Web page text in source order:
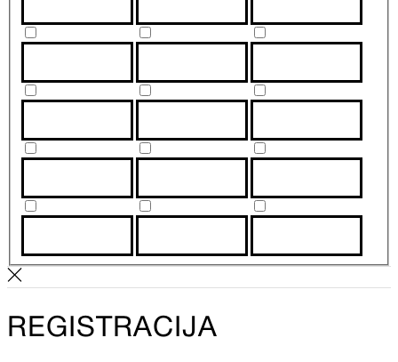
REGISTRACIJA